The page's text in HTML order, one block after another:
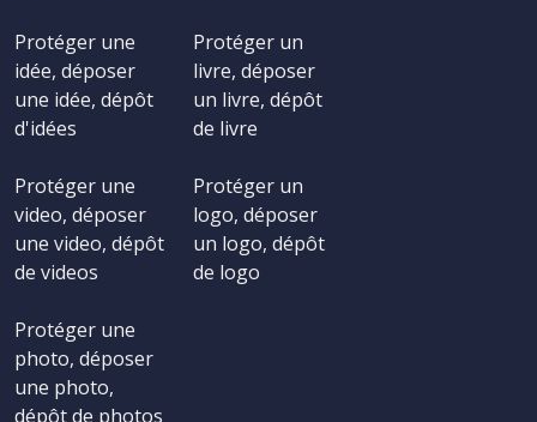
Protéger une
idée, déposer
une idée, dépôt
d'idées
Protéger une
video, déposer
une video, dépôt
de videos
Protéger une
photo, déposer
une photo,
dépôt de photos
Protéger un
livre, déposer
un livre, dépôt
de livre
Protéger un
logo, déposer
un logo, dépôt
de logo